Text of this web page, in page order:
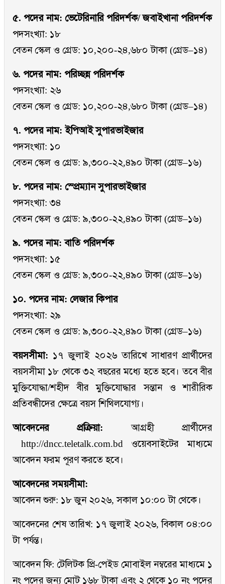
৫. পদের নাম: ভেটেরিনারি পরিদর্শক/ জবাইখানা পরিদর্শক
পদসংখ্যা: ১৮
বেতন স্কেল ও গ্রেড: ১০,২০০-২৪,৬৮০ টাকা (গ্রেড–১৪)
৬. পদের নাম: পরিচ্ছন্ন পরিদর্শক
পদসংখ্যা: ২৬
বেতন স্কেল ও গ্রেড: ১০,২০০-২৪,৬৮০ টাকা (গ্রেড–১৪)
৭. পদের নাম: ইপিআই সুপারভাইজার
পদসংখ্যা: ১০
বেতন স্কেল ও গ্রেড: ৯,৩০০-২২,৪৯০ টাকা (গ্রেড–১৬)
৮. পদের নাম: স্প্রেম্যান সুপারভাইজার
পদসংখ্যা: ৩৪
বেতন স্কেল ও গ্রেড: ৯,৩০০-২২,৪৯০ টাকা (গ্রেড–১৬)
৯. পদের নাম: বাতি পরিদর্শক
পদসংখ্যা: ১৫
বেতন স্কেল ও গ্রেড: ৯,৩০০-২২,৪৯০ টাকা (গ্রেড–১৬)
১০. পদের নাম: লেজার কিপার
পদসংখ্যা: ২৯
বেতন স্কেল ও গ্রেড: ৯,৩০০-২২,৪৯০ টাকা (গ্রেড–১৬)
বয়সসীমা: ১৭ জুলাই ২০২৬ তারিখে সাধারণ প্রার্থীদের
বয়সসীমা ১৮ থেকে ৩২ বছরের মধ্যে হতে হবে। তবে বীর
মুক্তিযোদ্ধা/শহীদ বীর মুক্তিযোদ্ধার সন্তান ও শারীরিক
প্রতিবন্ধীদের ক্ষেত্রে বয়স শিথিলযোগ্য।
আবেদনের প্রক্রিয়া: আগ্রহী প্রার্থীদের
http://dncc.teletalk.com.bdওয়েবসাইটের মাধ্যমে
আবেদন ফরম পূরণ করতে হবে।
আবেদনের সময়সীমা:
আবেদন শুরু: ১৮ জুন ২০২৬, সকাল ১০:০০ টা থেকে।
আবেদনের শেষ তারিখ: ১৭ জুলাই ২০২৬, বিকাল ০৪:০০
টা পর্যন্ত।
আবেদন ফি: টেলিটক প্রি-পেইড মোবাইল নম্বরের মাধ্যমে ১
নং পদের জন্য মোট ১৬৮ টাকা এবং ২ থেকে ১০ নং পদের